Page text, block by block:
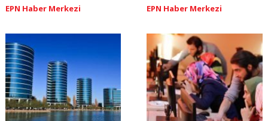
EPN Haber Merkezi EPN Haber Merkezi